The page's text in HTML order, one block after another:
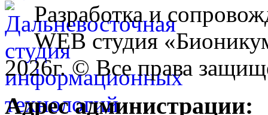
Разработка и
WEB студия
2026г. © Все права
Адрес администрации: